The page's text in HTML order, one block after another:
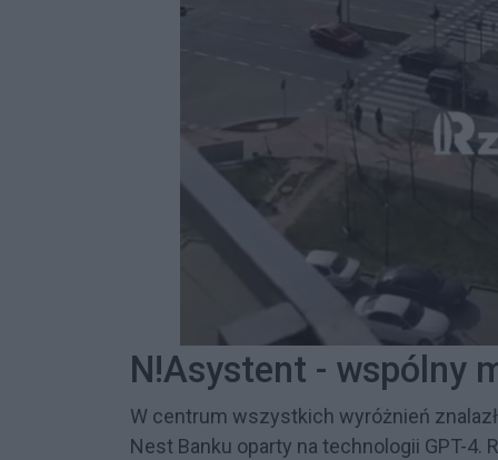
N!Asystent - wspólny
W centrum wszystkich wyróżnień
Nest Banku oparty na technologii GPT-4.